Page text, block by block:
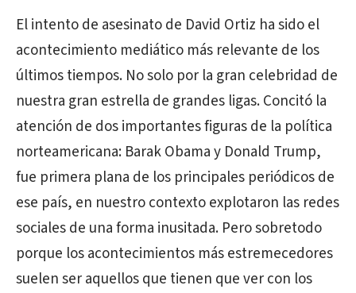
El intento de asesinato de David Ortiz ha sido el
acontecimiento mediático más relevante de los
últimos tiempos. No solo por la gran celebridad de
nuestra gran estrella de grandes ligas. Concitó la
atención de dos importantes figuras de la política
norteamericana: Barak Obama y Donald Trump,
fue primera plana de los principales periódicos de
ese país, en nuestro contexto explotaron las redes
sociales de una forma inusitada. Pero sobretodo
porque los acontecimientos más estremecedores
suelen ser aquellos que tienen que ver con los